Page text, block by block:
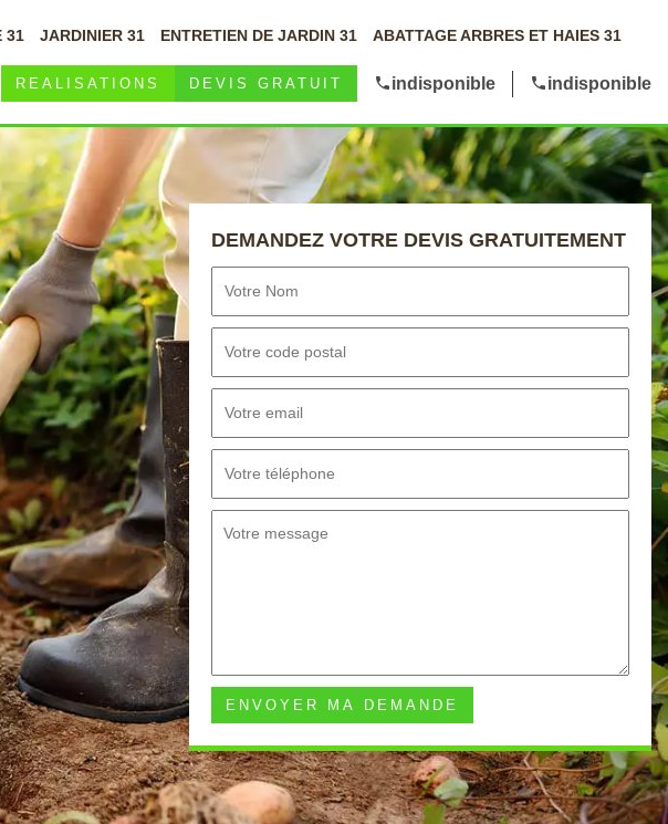
31 JARDINIER 31 ENTRETIEN DE JARDIN 31 ABATTAGE ARBRES ET HAIES 31
REALISATIONS DEVIS GRATUIT indisponible indisponible
DEMANDEZ VOTRE DEVIS GRATUITEMENT